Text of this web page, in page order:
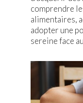
comprendre
alimentaires,
adopter une
sereine face